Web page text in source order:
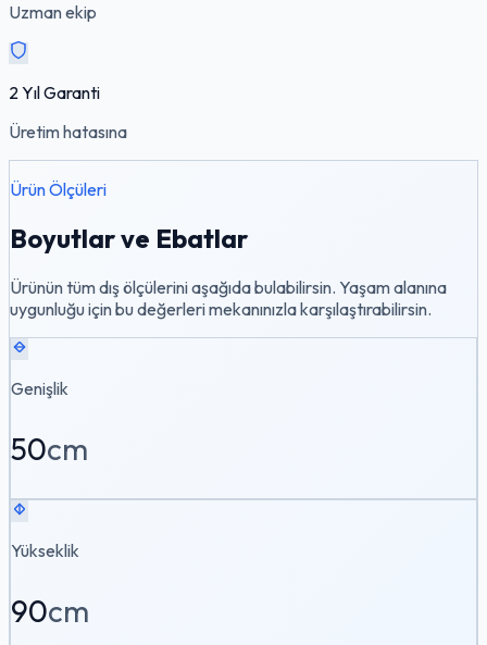
Uzman ekip
2 Yıl Garanti
Üretim hatasına
Ürün Ölçüleri
Boyutlar ve Ebatlar
Ürünün tüm dış ölçülerini aşağıda bulabilirsin. Yaşam alanına
uygunluğu için bu değerleri mekanınızla karşılaştırabilirsin.
Genişlik
50cm
Yükseklik
90cm